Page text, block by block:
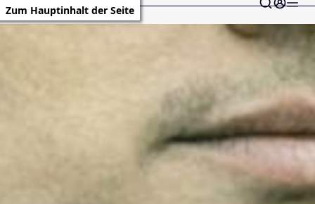
Zum Hauptinhalt der Seite